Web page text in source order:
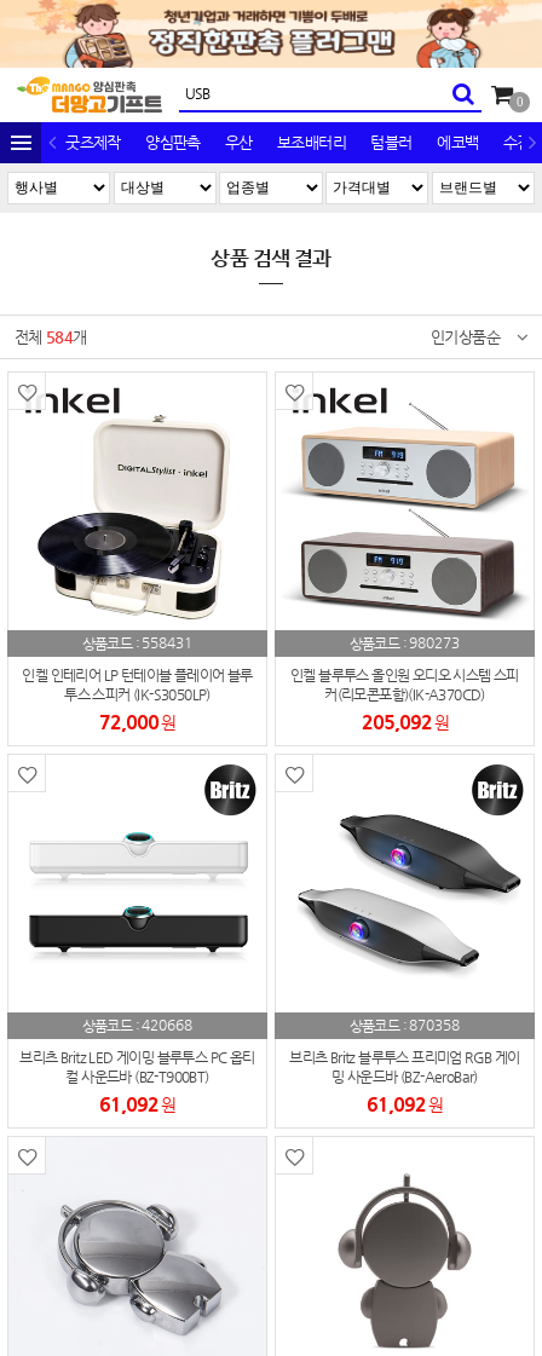
0
굿즈제작 양심판촉 우산 보조배터리 텀블러 에코백 수건/
상품 검색 결과
전체 584개 인기상품순
상품코드 : 558431
인켈 인테리어 LP 턴테이블 플레이어 블루
투스 스피커 (IK-S3050LP)
72,000원
상품코드 :980273
인켈 블루투스 올인원 오디오 시스템 스피
커(리모콘포함)(IK-A370CD)
205,092원
상품코드 :420668
브리츠 Britz LED 게이밍 블루투스 PC 옵티
컬 사운드바 (BZ-T900BT)
61,092원
상품코드 :870358
브리츠 Britz 블루투스 프리미엄 RGB 게이
밍 사운드바 (BZ-AeroBar)
61,092원